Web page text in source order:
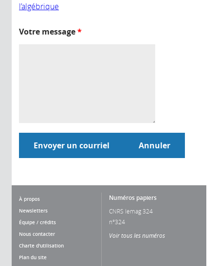
l’algébrique
Votre message*
À propos
Newsletters
Équipe / crédits
Nous contacter
Charte d'utilisation
Plan du site
Numéros papiers
CNRS lemag 324
n°324
Voir tous les numéros